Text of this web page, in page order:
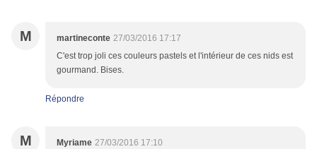
M martineconte 27/03/2016 17:17
C'est trop joli ces couleurs pastels et l'intérieur de ces nids est
gourmand. Bises.
Répondre
M Myriame 27/03/2016 17:10